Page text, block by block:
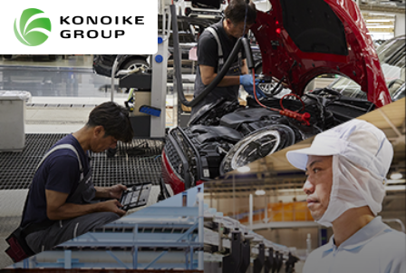
Who we are
企業情報
ニュース
IR情報